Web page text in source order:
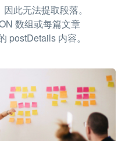
此无法提取段落。
数组或每篇文章
postDetails 内容。